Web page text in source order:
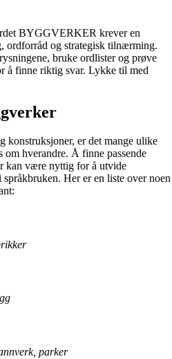
BYGGVERKER krever en
ordforråd og strategisk tilnærming.
bruke ordlister og prøve
å finne riktig svar. Lykke til med
konstruksjoner, er det mange ulike
om hverandre. Å finne passende
kan være nyttig for å utvide
Her er en liste over noen
parker